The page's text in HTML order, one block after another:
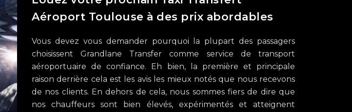
Aéroport Toulouse à des prix abordables
Vous devez vous demander pourquoi la plupart des passagers
choisissent Grandlane Transfer comme service de transport
aéroportuaire de confiance. Eh bien, la première et principale
raison derrière cela est les avis les mieux notés que nous recevons
de nos clients. En dehors de cela, nous sommes fiers de dire que
nos chauffeurs sont bien élevés, expérimentés et atteignent